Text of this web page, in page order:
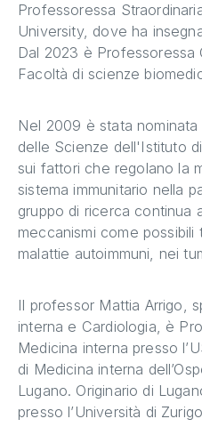
Professoressa
University, dove ha
Dal 2023 è Professoressa
Facoltà di scienze
Nel 2009 è stata nominata
delle Scienze dell'Istituto
sui fattori che regolano la
sistema immunitario nella
gruppo di ricerca continua
meccanismi come
malattie autoimmuni, nei
Il professor Mattia Arrigo,
interna e Cardiologia, è
Medicina interna presso
di Medicina interna
Lugano. Originario di
presso l’Università di